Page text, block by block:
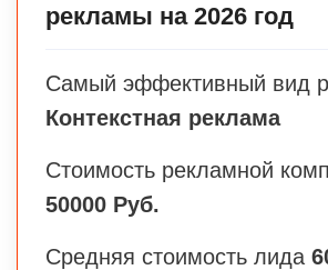
рекламы на 2026 год
Самый эффективный вид
Контекстная реклама
Стоимость рекламной
50000 Руб.
Средняя стоимость лида